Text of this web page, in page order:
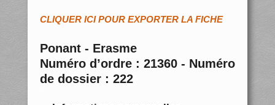
CLIQUER ICI POUR EXPORTER LA FICHE
Ponant - Erasme
Numéro d’ordre : 21360 - Numéro
de dossier : 222